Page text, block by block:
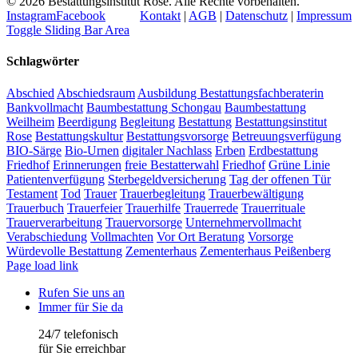
Kontakt | AGB | Datenschutz | Impressum
InstagramFacebook
Toggle Sliding Bar Area
Schlagwörter
Abschied Abschiedsraum Ausbildung Bestattungsfachberaterin
Bankvollmacht Baumbestattung Schongau Baumbestattung
Weilheim Beerdigung Begleitung Bestattung Bestattungsinstitut
Rose Bestattungskultur Bestattungsvorsorge Betreuungsverfügung
BIO-Särge Bio-Urnen digitaler Nachlass Erben Erdbestattung
Friedhof Erinnerungen freie Bestatterwahl Friedhof Grüne Linie
Patientenverfügung Sterbegeldversicherung Tag der offenen Tür
Testament Tod Trauer Trauerbegleitung Trauerbewältigung
Trauerbuch Trauerfeier Trauerhilfe Trauerrede Trauerrituale
Trauerverarbeitung Trauervorsorge Unternehmervollmacht
Verabschiedung Vollmachten Vor Ort Beratung Vorsorge
Würdevolle Bestattung Zementerhaus Zementerhaus Peißenberg
Page load link
Rufen Sie uns an
Immer für Sie da
24/7 telefonisch
für Sie erreichbar